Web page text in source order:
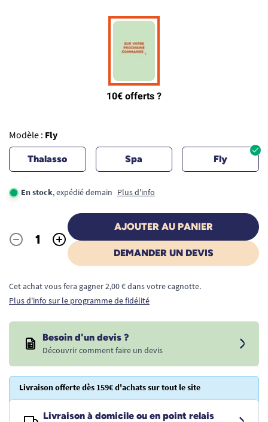
Modèle : Fly
Thalasso Spa Fly
En stock, expédié demain Plus d'info
Quantité
- +
AJOUTER AU PANIER
DEMANDER UN DEVIS
Cet achat vous fera gagner 2,00 € dans votre cagnotte.
Plus d'info sur le programme de fidélité
Besoin d'un devis ?
Découvrir comment faire un devis
Livraison offerte dès 159€ d'achats sur tout le site
Livraison à domicile ou en point relais